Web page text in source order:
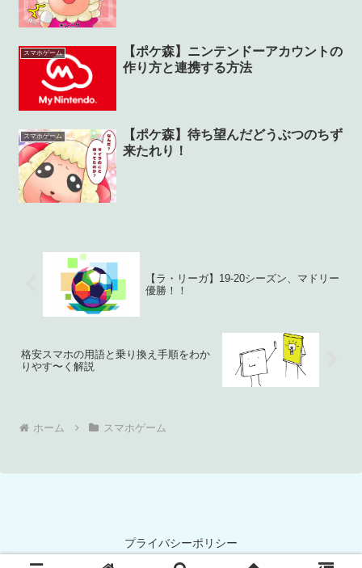
スマホゲーム
【ポケ森】ニンテンドーアカウントの
作り方と連携する方法
スマホゲーム
【ポケ森】待ち望んだどうぶつのちず
来たれり！
【ラ・リーガ】19-20シーズン、マドリー
優勝！！
格安スマホの用語と乗り換え手順をわか
りやす〜く解説
ホーム スマホゲーム
プライバシーポリシー